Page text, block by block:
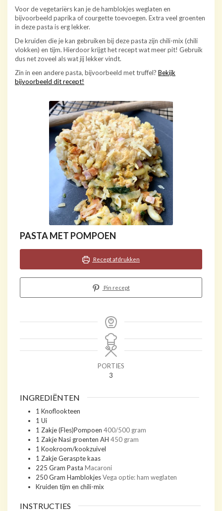
Voor de vegetariërs kan je de hamblokjes weglaten en
bijvoorbeeld paprika of courgette toevoegen. Extra veel groenten
in deze pasta is erg lekker.
De kruiden die je kan gebruiken bij deze pasta zijn chili-mix (chili
vlokken) en tijm. Hierdoor krijgt het recept wat meer pit! Gebruik
dus net zoveel als wat jij lekker vindt.
Zin in een andere pasta, bijvoorbeeld met truffel? Bekijk
bijvoorbeeld dit recept!
PASTA MET POMPOEN
Recept afdrukken
Pin recept
PORTIES
3
INGREDIËNTEN
1 Knoflookteen
1 Ui
1 Zakje(Fles)Pompoen 400/500 gram
1 ZakjeNasi groenten AH 450 gram
1 Kookroom/kookzuivel
1 ZakjeGeraspte kaas
225 Gram Pasta Macaroni
250Gram HamblokjesVega optie: ham weglaten
Kruiden tijm en chili-mix
INSTRUCTIES